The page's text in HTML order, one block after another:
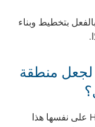
تقوم جمعية الإسكان البلدية HOWOGE بالفعل بتخطيط وبناء
لجعل منطقة
تطرح جمعية الإسكان في برلين HOWOGE على نفسها هذا